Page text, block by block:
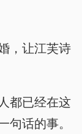
，让江芙诗
都已经在这
句话的事。